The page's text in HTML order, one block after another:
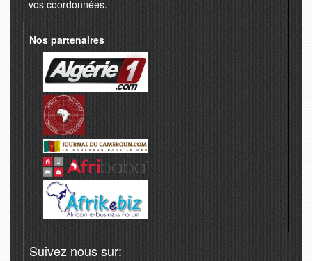
vos coordonnées.
Nos partenaires
Suivez nous sur: